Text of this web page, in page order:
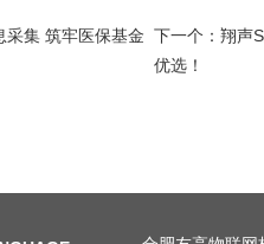
采集 筑牢医保基金 下一个： 翔声
优选！